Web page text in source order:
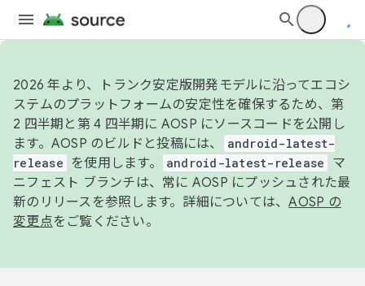
2026 年より、トランク安定版開発モデルに沿ってエコシ
ステムのプラットフォームの安定性を確保するため、第
2 四半期と第 4 四半期に AOSP にソースコードを公開し
ます。AOSP のビルドと投稿には、
android-latest-
release
を使用します。 android-latest-release
マ
ニフェスト ブランチは、常に AOSP にプッシュされた最
新のリリースを参照します。詳細については、AOSP の
変更点をご覧ください。